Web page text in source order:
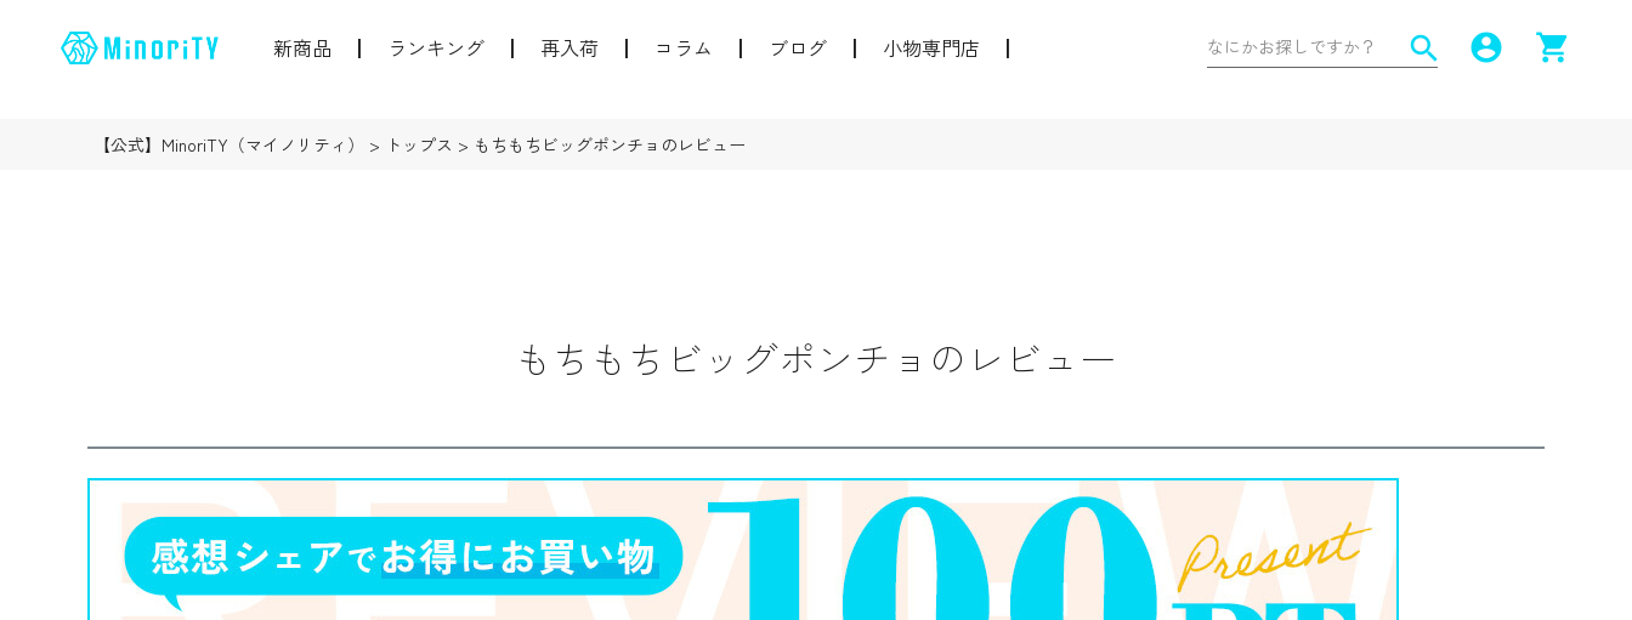
新商品 ランキング 再入荷 コラム ブログ 小物専門店 search account_circle shopping_cart
【公式】MinoriTY（マイノリティ） トップス もちもちビッグポンチョのレビュー
もちもちビッグポンチョのレビュー